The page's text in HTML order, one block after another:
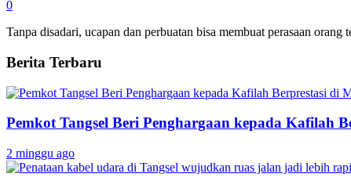
0
Tanpa disadari, ucapan dan perbuatan bisa membuat perasaan
Berita Terbaru
Pemkot Tangsel Beri Penghargaan kepada Kafilah
2 minggu ago